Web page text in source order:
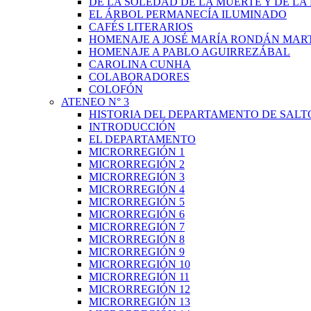
EL ÁRBOL PERMANECÍA ILUMINADO
CAFÉS LITERARIOS
HOMENAJE A JOSÉ MARÍA RONDÁN
HOMENAJE A PABLO AGUIRREZÁBAL
CAROLINA CUNHA
COLABORADORES
COLOFÓN
ATENEO N° 3
HISTORIA DEL DEPARTAMENTO DE
INTRODUCCIÓN
EL DEPARTAMENTO
MICRORREGIÓN 1
MICRORREGIÓN 2
MICRORREGIÓN 3
MICRORREGIÓN 4
MICRORREGIÓN 5
MICRORREGIÓN 6
MICRORREGIÓN 7
MICRORREGIÓN 8
MICRORREGIÓN 9
MICRORREGIÓN 10
MICRORREGIÓN 11
MICRORREGIÓN 12
MICRORREGIÓN 13